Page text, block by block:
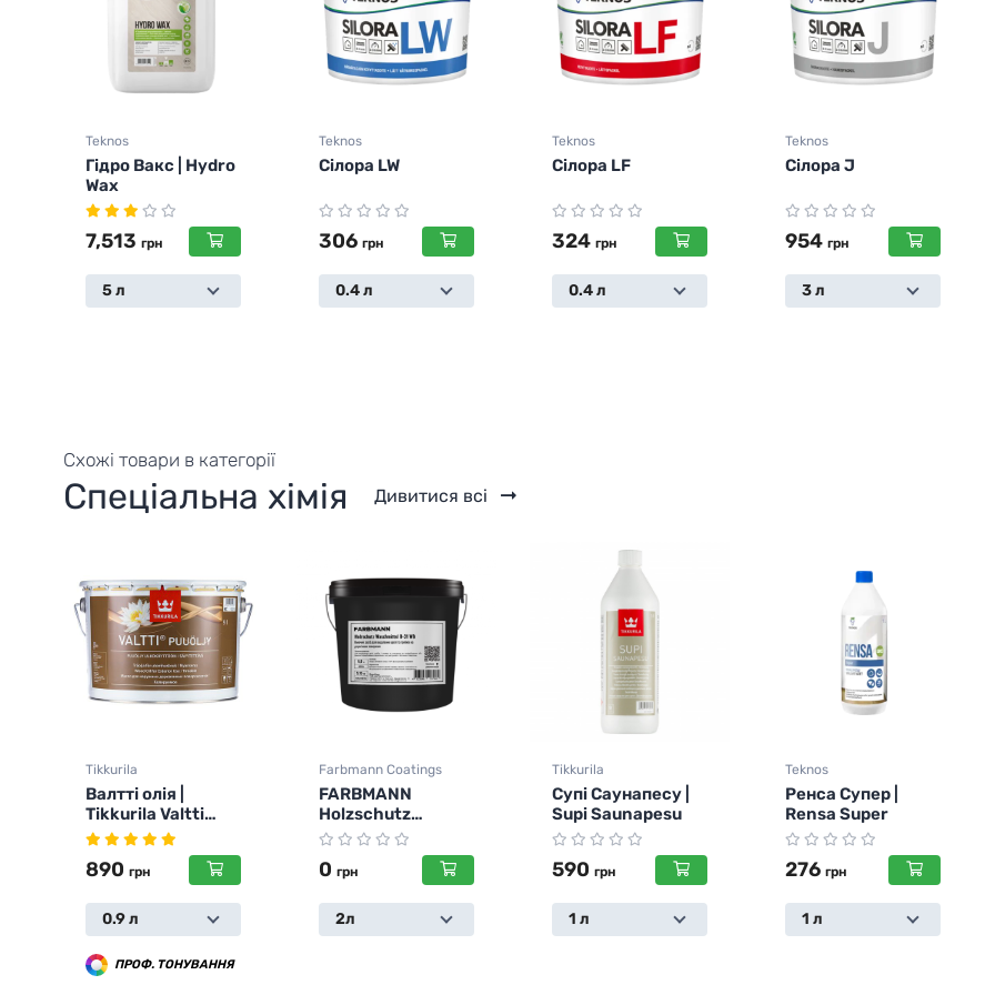
Teknos
Гідро Вакс | Hydro
Wax
7,513 грн
5 л
Teknos
Сілора LW
306 грн
0.4 л
Teknos
Сілора LF
324 грн
0.4 л
Teknos
Сілора J
954 грн
3 л
Схожі товари в категорії
Спеціальна хімія Дивитися всі
Tikkurila
Валтті олія |
Tikkurila Valtti
Puuöljy
890 грн
0.9 л
ПРОФ. ТОНУВАННЯ
Farbmann Coatings
FARBMANN
Holzschutz
Waschmittel О-31
0 грн
2л
Tikkurila
Супі Саунапесу |
Supi Saunapesu
590 грн
1 л
Teknos
Ренса Супер |
Rensa Super
276 грн
1 л